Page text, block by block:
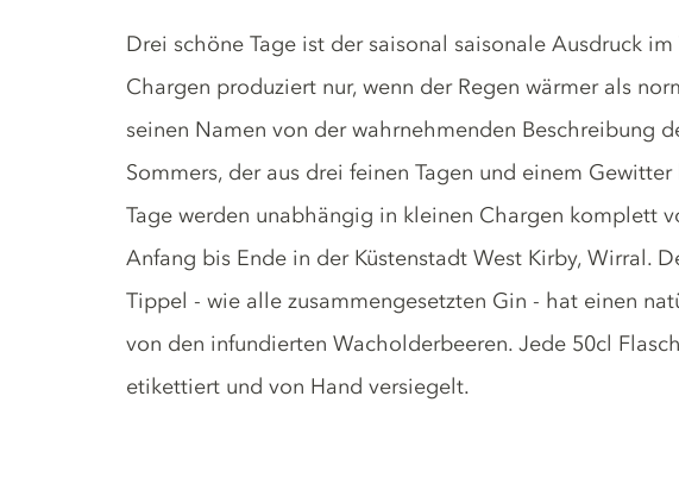
Gin description
Drei schöne Tage ist der saisonal saisonale Ausdruck
Chargen produziert nur, wenn der Regen wärmer als
seinen Namen von der wahrnehmenden Beschreibung
Sommers, der aus drei feinen Tagen und einem
Tage werden unabhängig in kleinen Chargen komplett
Anfang bis Ende in der Küstenstadt West Kirby, Wirral.
Tippel - wie alle zusammengesetzten Gin - hat einen
von den infundierten Wacholderbeeren. Jede 50cl
etikettiert und von Hand versiegelt.